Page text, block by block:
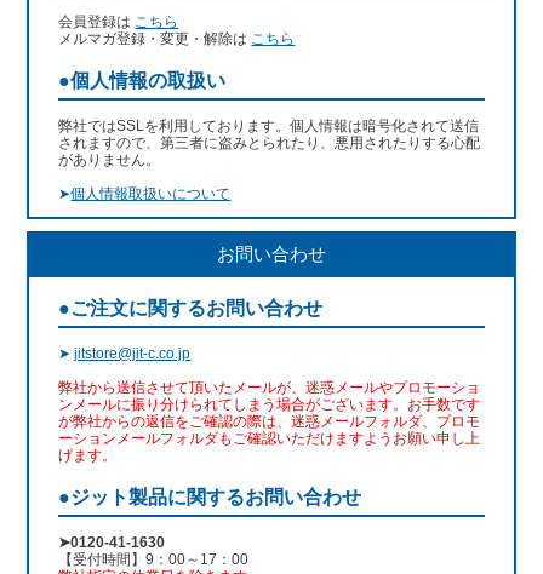
会員登録は こちら
メルマガ登録・変更・解除は こちら
●個人情報の取扱い
弊社ではSSLを利用しております。個人情報は暗号化されて送信
されますので、第三者に盗みとられたり、悪用されたりする心配
がありません。
➤個人情報取扱いについて
お問い合わせ
●ご注文に関するお問い合わせ
➤jitstore@jit-c.co.jp
弊社から送信させて頂いたメールが、迷惑メールやプロモーショ
ンメールに振り分けられてしまう場合がございます。お手数です
が弊社からの返信をご確認の際は、迷惑メールフォルダ、プロモ
ーションメールフォルダもご確認いただけますようお願い申し上
げます。
●ジット製品に関するお問い合わせ
➤0120-41-1630
【受付時間】9：00～17：00